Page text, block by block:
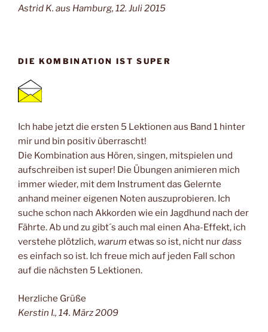
Astrid K. aus Hamburg, 12. Juli 2015
DIE KOMBINATION IST SUPER
Ich habe jetzt die ersten 5 Lektionen aus Band 1 hinter
mir und bin positiv überrascht!
Die Kombination aus Hören, singen, mitspielen und
aufschreiben ist super! Die Übungen animieren mich
immer wieder, mit dem Instrument das Gelernte
anhand meiner eigenen Noten auszuprobieren. Ich
suche schon nach Akkorden wie ein Jagdhund nach der
Fährte. Ab und zu gibt´s auch mal einen Aha-Effekt, ich
verstehe plötzlich, warum etwas so ist, nicht nurdass
es einfach so ist. Ich freue mich auf jeden Fall schon
auf die nächsten 5 Lektionen.
Herzliche Grüße
Kerstin I., 14. März 2009